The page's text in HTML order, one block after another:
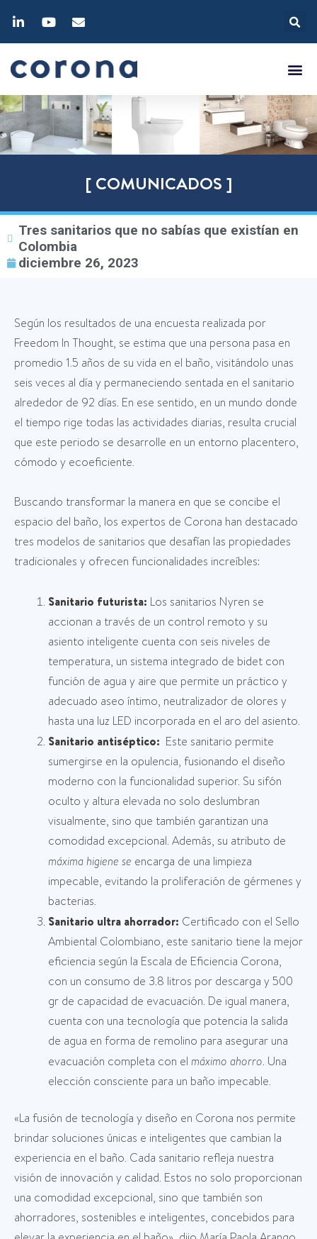
[ COMUNICADOS ]
Tres sanitarios que no sabías que existían en
Colombia
diciembre 26, 2023
Según los resultados de una encuesta realizada por
Freedom In Thought, se estima que una persona pasa en
promedio 1.5 años de su vida en el baño, visitándolo unas
seis veces al día y permaneciendo sentada en el sanitario
alrededor de 92 días. En ese sentido, en un mundo donde
el tiempo rige todas las actividades diarias, resulta crucial
que este periodo se desarrolle en un entorno placentero,
cómodo y ecoeficiente.
Buscando transformar la manera en que se concibe el
espacio del baño, los expertos de Corona han destacado
tres modelos de sanitarios que desafían las propiedades
tradicionales y ofrecen funcionalidades increíbles:
Sanitario futurista: Los sanitarios Nyren se
accionan a través de un control remoto y su
asiento inteligente cuenta con seis niveles de
temperatura, un sistema integrado de bidet con
función de agua y aire que permite un práctico y
adecuado aseo íntimo, neutralizador de olores y
hasta una luz LED incorporada en el aro del asiento.
Sanitario antiséptico: Este sanitario permite
sumergirse en la opulencia, fusionando el diseño
moderno con la funcionalidad superior. Su sifón
oculto y altura elevada no solo deslumbran
visualmente, sino que también garantizan una
comodidad excepcional. Además, su atributo de
máxima higiene se encarga de una limpieza
impecable, evitando la proliferación de gérmenes y
bacterias.
Sanitario ultra ahorrador: Certificado con el Sello
Ambiental Colombiano, este sanitario tiene la mejor
eficiencia según la Escala de Eficiencia Corona,
con un consumo de 3.8 litros por descarga y 500
gr de capacidad de evacuación. De igual manera,
cuenta con una tecnología que potencia la salida
de agua en forma de remolino para asegurar una
evacuación completa con el máximo ahorro. Una
elección consciente para un baño impecable.
«La fusión de tecnología y diseño en Corona nos permite
brindar soluciones únicas e inteligentes que cambian la
experiencia en el baño. Cada sanitario refleja nuestra
visión de innovación y calidad. Estos no solo proporcionan
una comodidad excepcional, sino que también son
ahorradores, sostenibles e inteligentes, concebidos para